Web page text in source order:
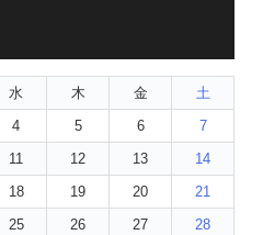
水 木 金
土
4 5 6
7
11 12 13
14
18 19 20
21
25 26 27
28